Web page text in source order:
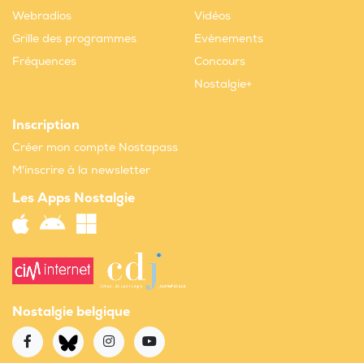
Webradios
Grille des programmes
Fréquences
Vidéos
Evènements
Concours
Nostalgie+
Inscription
Créer mon compte Nostapass
M'inscrire à la newsletter
Les Apps Nostalgie
Nostalgie belgique